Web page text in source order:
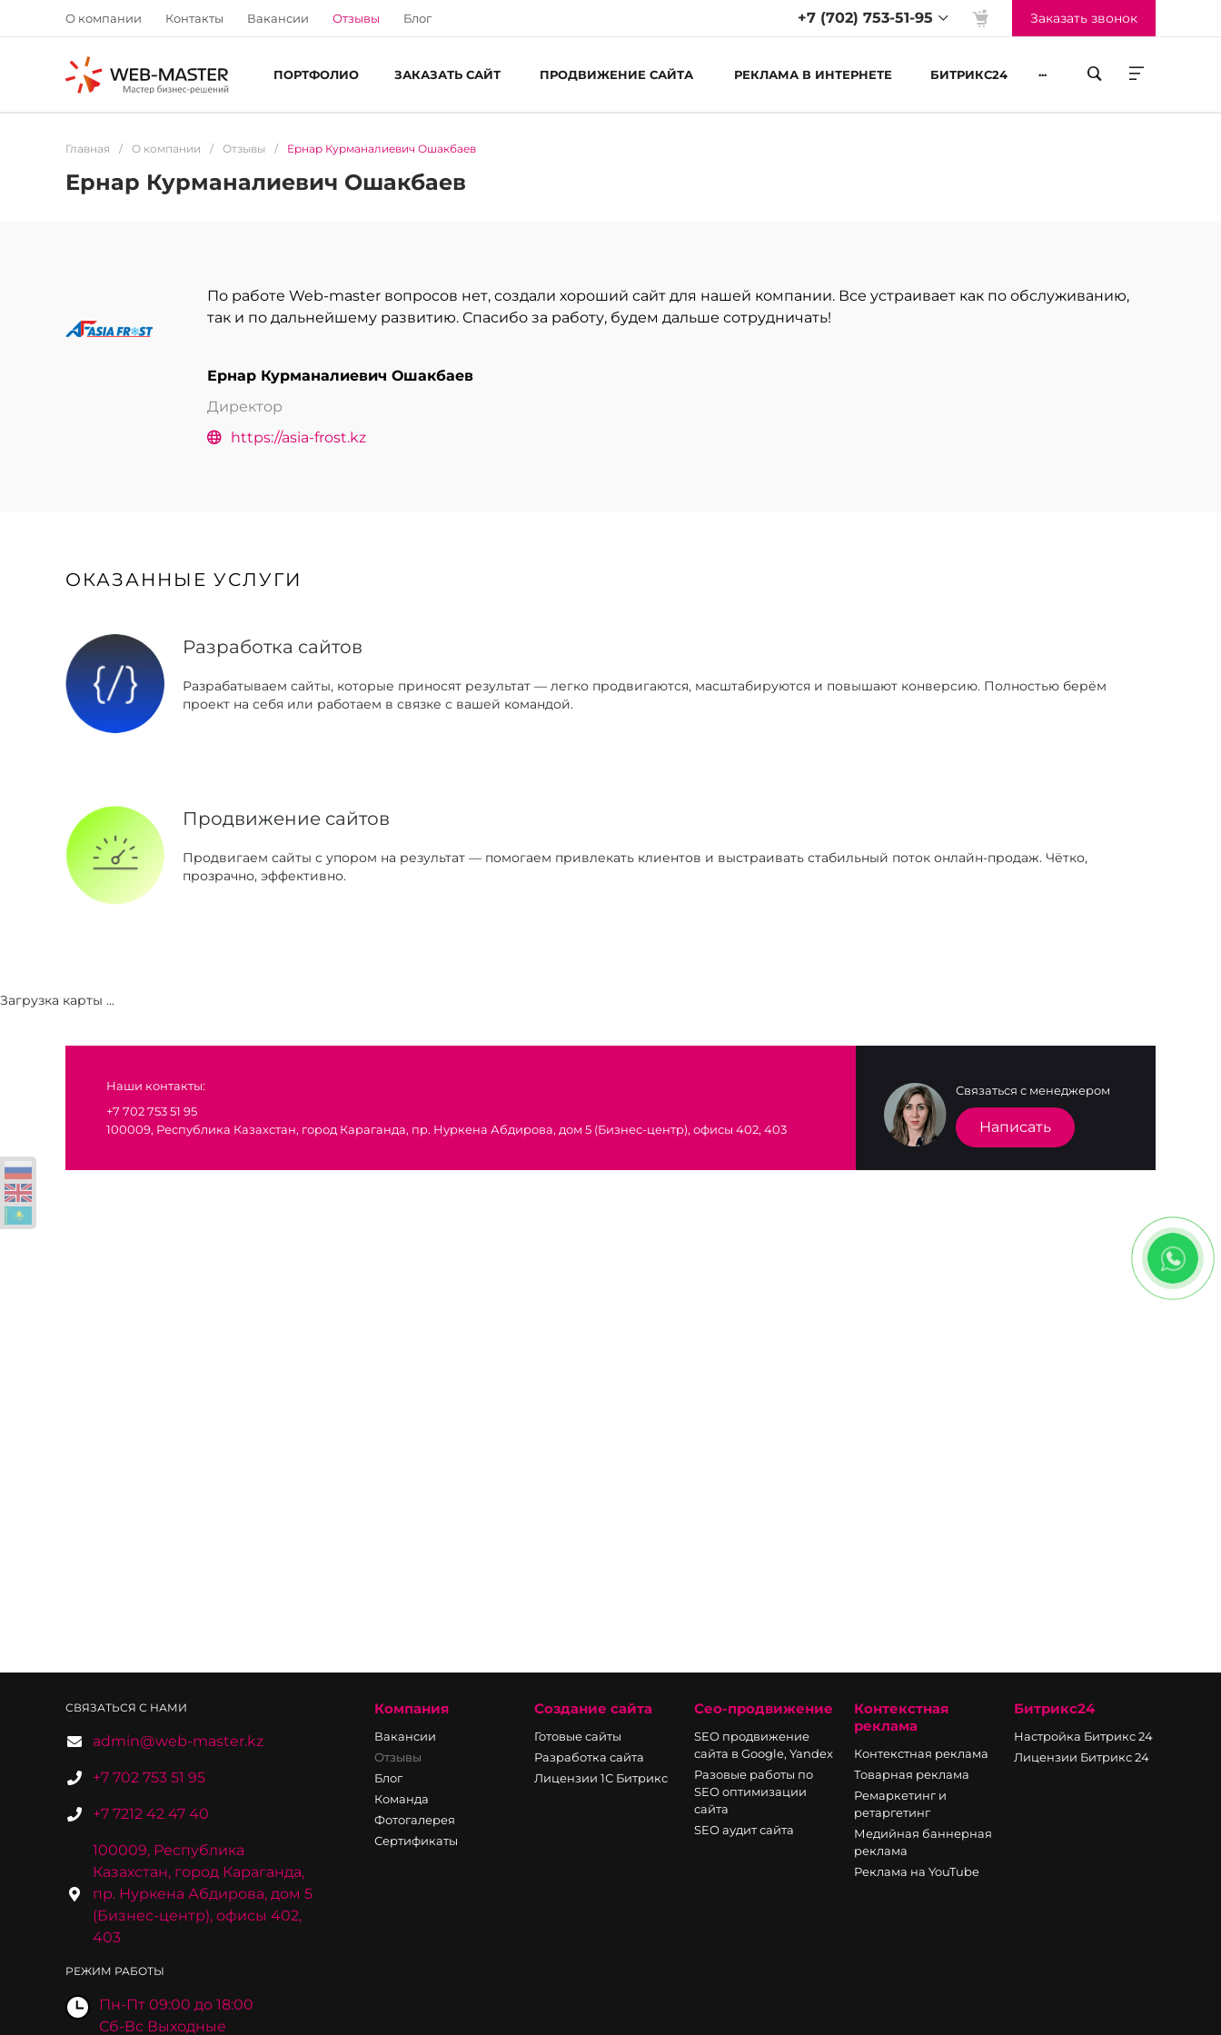
О компании Контакты Вакансии Отзывы Блог +7 (702) 753-51-95 Заказать звонок
ПОРТФОЛИО ЗАКАЗАТЬ САЙТ ПРОДВИЖЕНИЕ САЙТА РЕКЛАМА В ИНТЕРНЕТЕ БИТРИКС24 ...
Главная / О компании / Отзывы / Ернар Курманалиевич Ошакбаев
Ернар Курманалиевич Ошакбаев
По работе Web-master вопросов нет, создали хороший сайт для нашей компании. Все устраивает как по обслуживанию,
так и по дальнейшему развитию. Спасибо за работу, будем дальше сотрудничать!
Ернар Курманалиевич Ошакбаев
Директор
https://asia-frost.kz
ОКАЗАННЫЕ УСЛУГИ
Разработка сайтов
Разрабатываем сайты, которые приносят результат — легко продвигаются, масштабируются и повышают конверсию. Полностью берём
проект на себя или работаем в связке с вашей командой.
Продвижение сайтов
Продвигаем сайты с упором на результат — помогаем привлекать клиентов и выстраивать стабильный поток онлайн-продаж. Чётко,
прозрачно, эффективно.
Наши контакты:
+7 702 753 51 95
100009, Республика Казахстан, город Караганда, пр. Нуркена Абдирова, дом 5 (Бизнес-центр), офисы 402, 403
Связаться с менеджером
Написать
Загрузка карты ...
СВЯЗАТЬСЯ С НАМИ
admin@web-master.kz
+7 702 753 51 95
+7 7212 42 47 40
100009, Республика
Казахстан, город Караганда,
пр. Нуркена Абдирова, дом 5
(Бизнес-центр), офисы 402,
403
РЕЖИМ РАБОТЫ
Пн-Пт 09:00 до 18:00
Сб-Вс Выходные
Компания
Вакансии
Отзывы
Блог
Команда
Фотогалерея
Сертификаты
Создание сайта
Готовые сайты
Разработка сайта
Лицензии 1С Битрикс
Сео-продвижение
SEO продвижение
сайта в Google, Yandex
Разовые работы по
SEO оптимизации
сайта
SEO аудит сайта
Контекстная
реклама
Контекстная реклама
Товарная реклама
Ремаркетинг и
ретаргетинг
Медийная баннерная
реклама
Реклама на YouTube
Битрикс24
Настройка Битрикс 24
Лицензии Битрикс 24